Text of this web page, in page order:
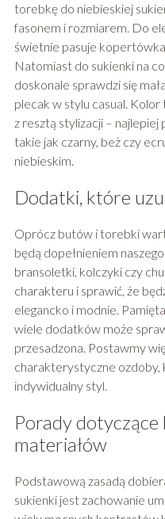
torebkę do niebieskiej
fasonem i rozmiarem. Do
świetnie pasuje
Natomiast do sukienki na
doskonale sprawdzi się
plecak w stylu casual.
z resztą stylizacji –
takie jak czarny, beż czy
niebieskim.
Dodatki, które
Oprócz butów i torebki
będą dopełnieniem
bransoletki, kolczyki czy
charakteru i sprawić, że
elegancko i modnie.
wiele dodatków może
przesadzona. Postawmy
charakterystyczne ozdoby,
indywidualny styl.
Porady
materiałów
Podstawową zasadą
sukienki jest zachowanie